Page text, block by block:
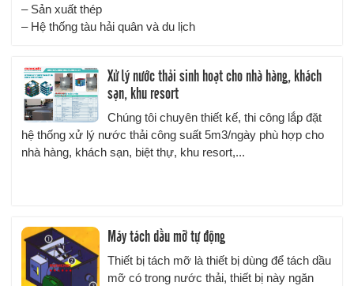
– Sản xuất thép
– Hệ thống tàu hải quân và du lịch
Xử lý nước thải sinh hoạt cho nhà hàng, khách
sạn, khu resort
Chúng tôi chuyên thiết kế, thi công lắp đặt
hệ thống xử lý nước thải công suất 5m3/ngày phù hợp cho
nhà hàng, khách sạn, biệt thự, khu resort,...
Máy tách dầu mỡ tự động
Thiết bị tách mỡ là thiết bị dùng để tách dầu
mỡ có trong nước thải, thiết bị này ngăn